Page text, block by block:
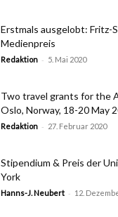
Erstmals ausgelobt: Fritz-
Medienpreis
Redaktion - 5. Mai 2020
Two travel grants for the
Oslo, Norway, 18-20 May
Redaktion - 27. Februar 2020
Stipendium & Preis der
York
Hanns-J. Neubert - 12.